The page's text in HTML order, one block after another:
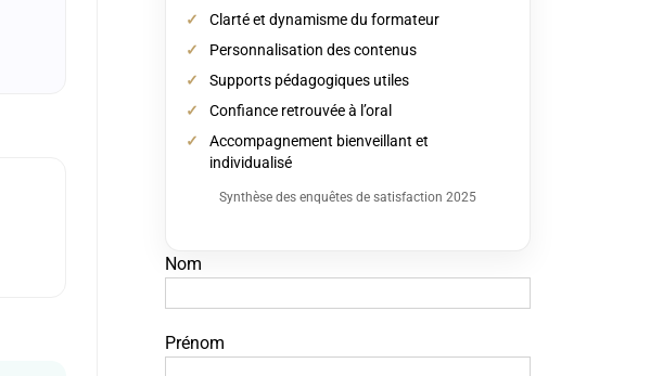
Clarté et dynamisme du formateur
Personnalisation des contenus
Supports pédagogiques utiles
Confiance retrouvée à l’oral
Accompagnement bienveillant et
individualisé
Synthèse des enquêtes de satisfaction 2025
Nom
Prénom